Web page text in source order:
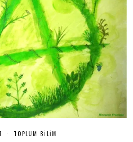
TOPLUM BILIM